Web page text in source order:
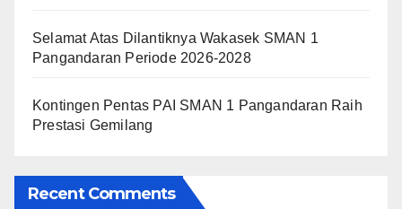
Selamat Atas Dilantiknya Wakasek SMAN 1
Pangandaran Periode 2026-2028
Kontingen Pentas PAI SMAN 1 Pangandaran Raih
Prestasi Gemilang
Recent Comments